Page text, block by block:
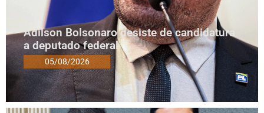
Adilson Bolsonaro desiste de candidatura
a deputado federal
05/08/2026